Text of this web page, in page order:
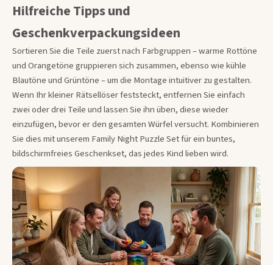
Hilfreiche Tipps und
Geschenkverpackungsideen
Sortieren Sie die Teile zuerst nach Farbgruppen – warme Rottöne
und Orangetöne gruppieren sich zusammen, ebenso wie kühle
Blautöne und Grüntöne – um die Montage intuitiver zu gestalten.
Wenn Ihr kleiner Rätsellöser feststeckt, entfernen Sie einfach
zwei oder drei Teile und lassen Sie ihn üben, diese wieder
einzufügen, bevor er den gesamten Würfel versucht. Kombinieren
Sie dies mit unserem Family Night Puzzle Set für ein buntes,
bildschirmfreies Geschenkset, das jedes Kind lieben wird.